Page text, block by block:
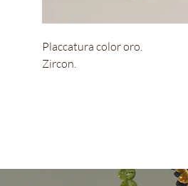
Placcatura color oro.
Zircon.